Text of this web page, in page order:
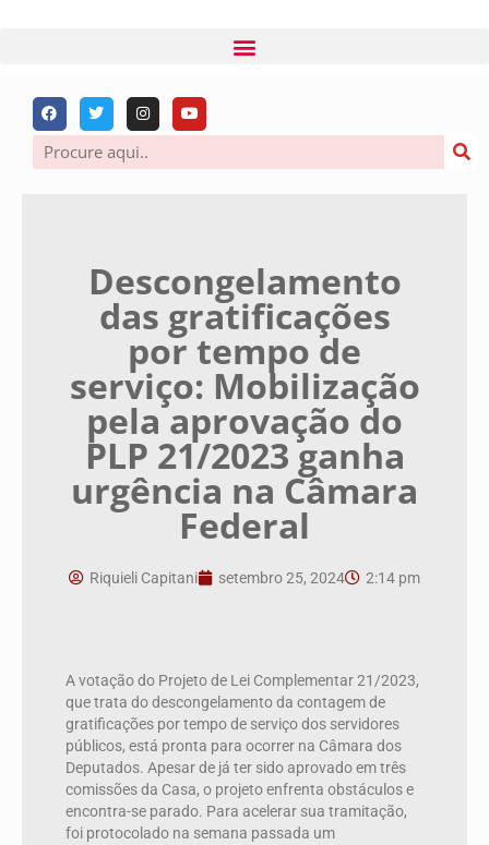
Descongelamento
das gratificações
por tempo de
serviço: Mobilização
pela aprovação do
PLP 21/2023 ganha
urgência na Câmara
Federal
Riquieli Capitani setembro 25, 2024 2:14 pm
A votação do Projeto de Lei Complementar 21/2023,
que trata do descongelamento da contagem de
gratificações por tempo de serviço dos servidores
públicos, está pronta para ocorrer na Câmara dos
Deputados. Apesar de já ter sido aprovado em três
comissões da Casa, o projeto enfrenta obstáculos e
encontra-se parado. Para acelerar sua tramitação,
foi protocolado na semana passada um